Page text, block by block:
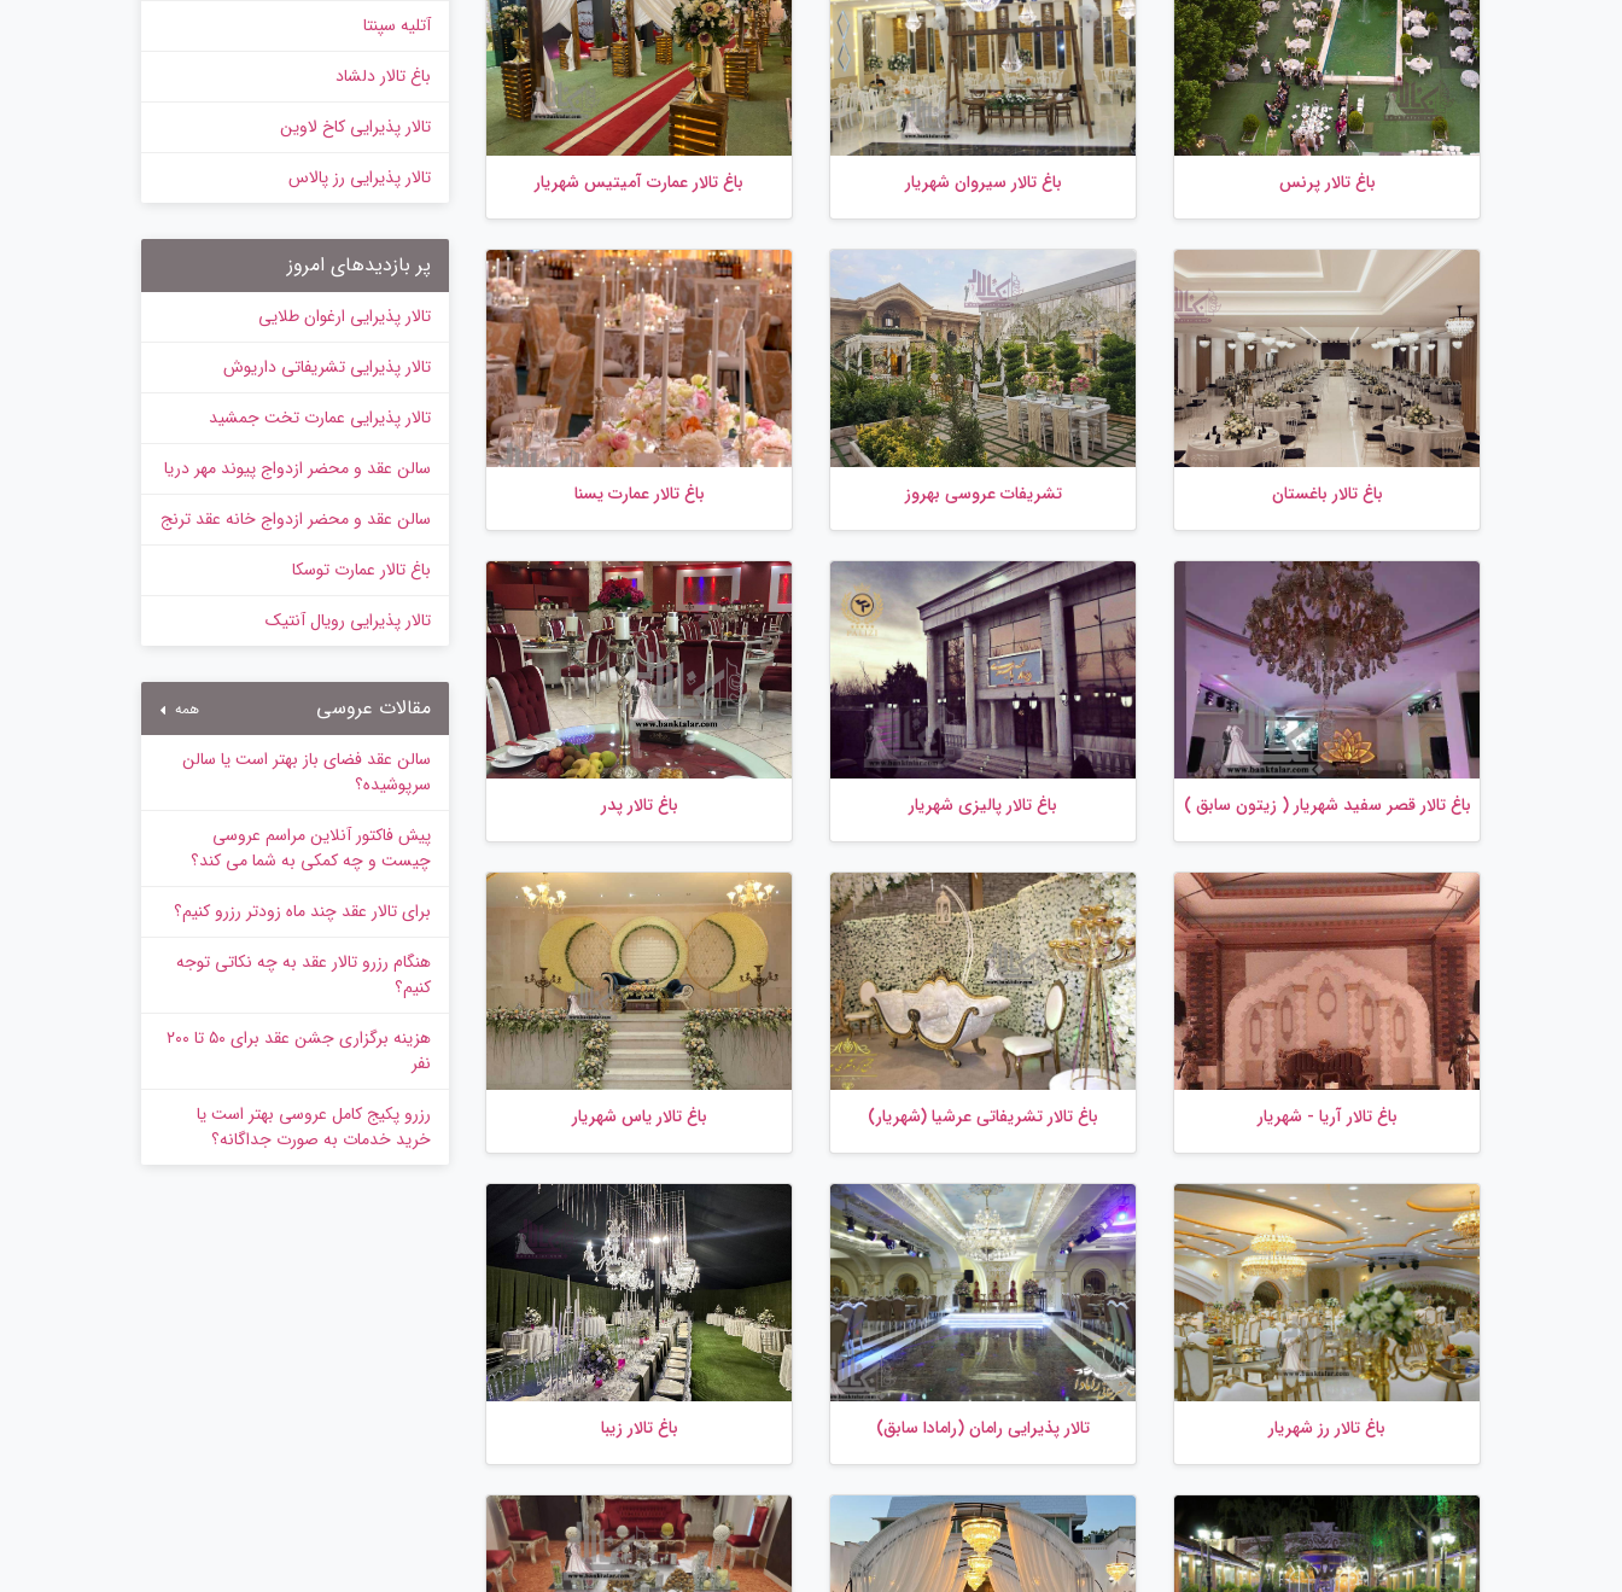
باغ تالار پرنس باغ تالار سیروان شهریار باغ تالار عمارت آمیتیس شهریار
باغ تالار باغستان تشریفات عروسی بهروز باغ تالار عمارت یسنا
باغ تالار قصر سفید شهریار ( زیتون سابق ) باغ تالار پالیزی شهریار باغ تالار پدر
باغ تالار آریا - شهریار باغ تالار تشریفاتی عرشیا (شهریار) باغ تالار یاس شهریار
باغ تالار رز شهریار تالار پذیرایی رامان (رامادا سابق) باغ تالار زیبا
آتلیه سپنتا
باغ تالار دلشاد
تالار پذیرایی کاخ لاوین
تالار پذیرایی رز پالاس
پر بازدیدهای امروز
تالار پذیرایی ارغوان طلایی
تالار پذیرایی تشریفاتی داریوش
تالار پذیرایی عمارت تخت جمشید
سالن عقد و محضر ازدواج پیوند مهر دریا
سالن عقد و محضر ازدواج خانه عقد ترنج
باغ تالار عمارت توسکا
تالار پذیرایی رویال آنتیک
مقالات عروسی همه
سالن عقد فضای باز بهتر است یا سالن
سرپوشیده؟
پیش‌ فاکتور آنلاین مراسم عروسی
چیست و چه کمکی به شما می کند؟
برای تالار عقد چند ماه زودتر رزرو کنیم؟
هنگام رزرو تالار عقد به چه نکاتی توجه
کنیم؟
هزینه برگزاری جشن عقد برای ۵۰ تا ۲۰۰
نفر
رزرو پکیج کامل عروسی بهتر است یا
خرید خدمات به‌ صورت جداگانه؟